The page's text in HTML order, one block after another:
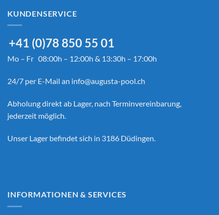
KUNDENSERVICE
+41 (0)78 850 55 01
Mo – Fr 08:00h – 12:00h & 13:30h – 17:00h
24/7 per E-Mail an info@augusta-pool.ch
Abholung direkt ab Lager, nach Terminvereinbarung,
jederzeit möglich.
Unser Lager befindet sich in 3186 Düdingen.
INFORMATIONEN & SERVICES